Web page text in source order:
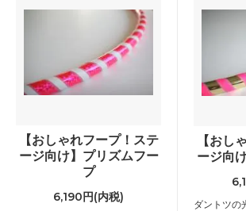
【おしゃれフープ！ステ
ージ向け】プリズムフー
プ
6,190円(内税)
【おし
ージ向
ダントツの